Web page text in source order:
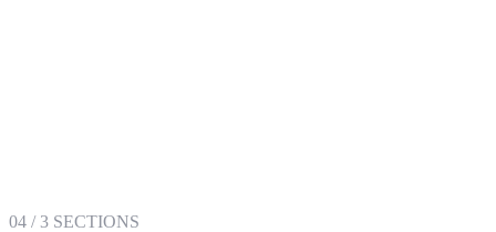
04 /3 SECTIONS